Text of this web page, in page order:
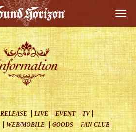
RELEASE LIVE EVENT
TV
WEB/MOBILE GOODS FAN CLUB